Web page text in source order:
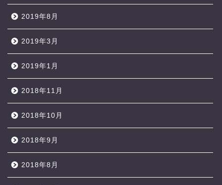
2019年8月
2019年3月
2019年1月
2018年11月
2018年10月
2018年9月
2018年8月